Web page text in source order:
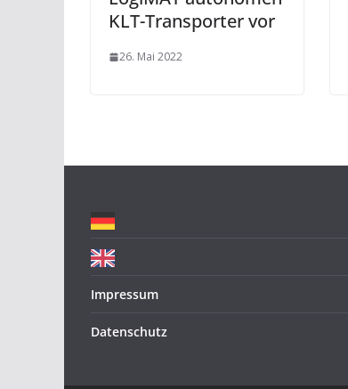
KLT-Transporter vor
26. Mai 2022
Impressum
Datenschutz